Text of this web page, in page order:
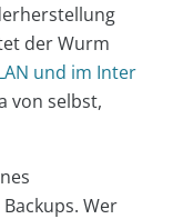
der Wurm
und im Inter
von selbst,
Wer